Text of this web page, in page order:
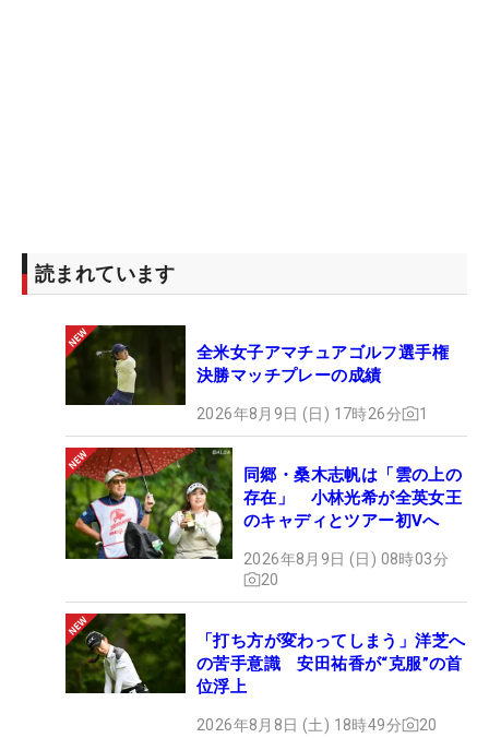
読まれています
全米女子アマチュアゴルフ選手権
決勝マッチプレーの成績
2026年8月9日 (日) 17時26分 1
同郷・桑木志帆は「雲の上の
存在」 小林光希が全英女王
のキャディとツアー初Vへ
2026年8月9日 (日) 08時03分
20
「打ち方が変わってしまう」洋芝へ
の苦手意識 安田祐香が“克服”の首
位浮上
2026年8月8日 (土) 18時49分 20